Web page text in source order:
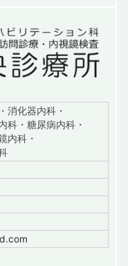
消化器内科・
科・糖尿病内科・
内科・